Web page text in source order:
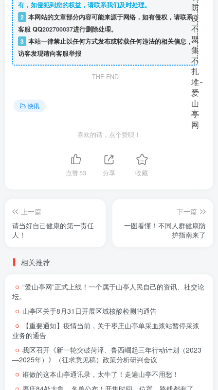
有，如侵犯到您的权益，请联系我们及时处理。
2 本网站的文章部分内容可能来源于网络，如有侵权，请联系
客服 QQ202700037进行删除处理。
3 本站一律禁止以任何方式发布或转载任何违法的相关信息，
访客发现请向客服举报
THE END
快讯
喜欢的话，点个赞呗！
点赞53 分享 收藏
上一篇
请当好自己健康的第一责任
人！
下一篇
一图看懂！不同人群健康防
护指南来了
相关推荐
“爱山亭网”正式上线！一个属于山亭人民自己的资讯、社交论
坛。
山亭区关于8月31日开展区域核酸检测的通告
【重要通知】疫情当前，关于枣庄山亭单采血浆站暂停采浆
业务的通告
我区召开《新一轮突破菏泽、鲁西崛起三年行动计划（2023
—2025年）》（征求意见稿）政策分析研判会议
谁做的这本山亭通讯录，太牛了！走遍山亭不用愁！